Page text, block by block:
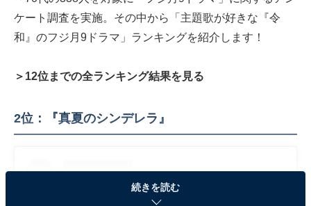
ケート調査を実施。その中から「主題歌が好きな『令
和』のフジ月9ドラマ」ランキングを紹介します！
＞12位までの全ランキング結果を見る
2位：『真夏のシンデレラ』
続きを読む